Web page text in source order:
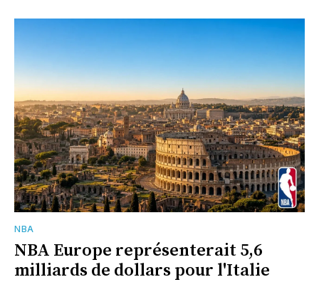
NBA
NBA Europe représenterait 5,6
milliards de dollars pour l'Italie